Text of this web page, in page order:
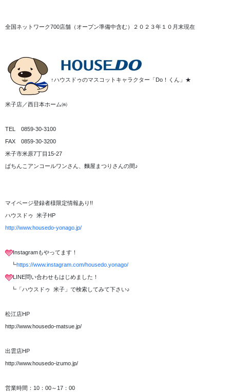
全国ネットワーク700店舗（オープン準備中含む）２０２３年１０月末現在
↑ハウスドゥのマスコットキャラクター「Do！くん」★
米子店／西日本ホーム㈱
TEL 0859-30-3100
FAX 0859-30-3200
米子市米原7丁目15-27
ぱちんこアンコールワンさん、麵屋まつりさんの間♪
マイページ登録者様限定情報あり!!
ハウスドゥ 米子HP
http://www.housedo-yonago.jp/
Instagramもやってます！
┗https://www.instagram.com/housedo.yonago/
LINE問い合わせもはじめました！
┗「ハウスドゥ 米子」で検索してみて下さい♪
松江店HP
http://www.housedo-matsue.jp/
出雲店HP
http://www.housedo-izumo.jp/
営業時間：10：00～17：00